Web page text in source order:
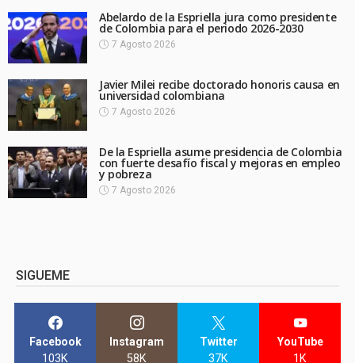
Abelardo de la Espriella jura como presidente
de Colombia para el periodo 2026-2030
7 Agosto 2026
Javier Milei recibe doctorado honoris causa en
universidad colombiana
7 Agosto 2026
De la Espriella asume presidencia de Colombia
con fuerte desafío fiscal y mejoras en empleo
y pobreza
7 Agosto 2026
SIGUEME
Facebook
103K
Instagram
58K
Twitter
37K
YouTube
1K